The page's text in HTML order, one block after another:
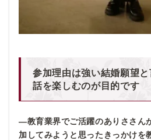
参加理由は強い結婚願望
話を楽しむのが目的です
―教育業界でご活躍のありささん
加してみようと思ったきっかけを